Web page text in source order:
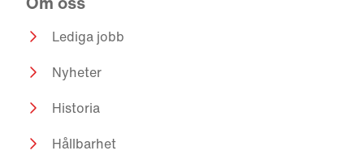
Lediga jobb
Nyheter
Historia
Hållbarhet